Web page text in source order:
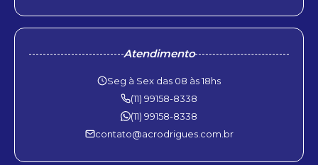
Atendimento
Seg à Sex das 08 às 18hs
(11) 99158-8338
(11) 99158-8338
contato@acrodrigues.com.br